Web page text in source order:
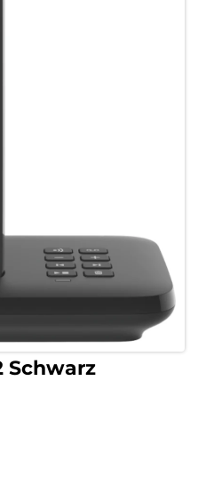
Schwarz